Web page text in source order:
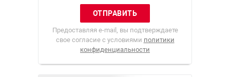
Предоставляя e-mail, вы подтверждаете
свое согласие с условиями политики
конфиденциальности